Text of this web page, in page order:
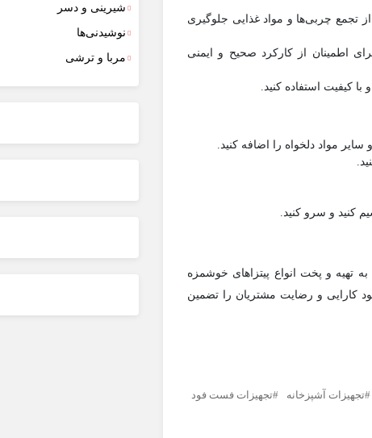
تجمع چربی‌ها و مواد غذایی جلوگیری
اطمینان از کارکرد صحیح و ایمنی
با کیفیت استفاده کنید.
مواد دلخواه را اضافه کنید.
کنید و سرو کنید.
و پخت انواع پیتزاهای خوشمزه
کارایی و رضایت مشتریان را تضمین
تجهیزات آشپزخانه
تجهیزات فست فود
شیرینی و دسر
نوشیدنی‌ها
مربا و ترشی